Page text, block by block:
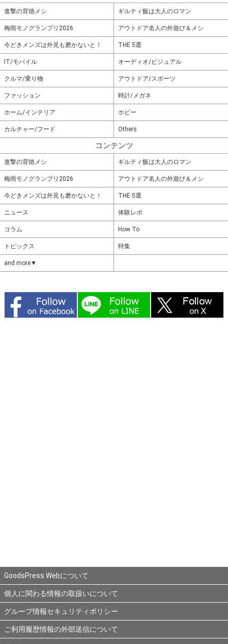
進撃の背徳メシ ギルティ飯は大人のロマン
梅雨モノグランプリ2026 アウトドア名人の外遊び＆メシ
今どきメンズは外見も磨かないと！ THE 5選
IT/モバイル オーディオ/ビジュアル
クルマ/乗り物 アウトドア/スポーツ
ファッション 時計/メガネ
ホーム/インテリア ホビー
カルチャー/フード Others
コンテンツ
進撃の背徳メシ ギルティ飯は大人のロマン
梅雨モノグランプリ2026 アウトドア名人の外遊び＆メシ
今どきメンズは外見も磨かないと！ THE 5選
ニュース 体験レポ
コラム How To
トピックス 特集
and more▼
GoodsPress Webについて
個人に関わる情報の取扱いについて
グループ情報セキュリティポリシー
ご利用履歴情報の外部送信について